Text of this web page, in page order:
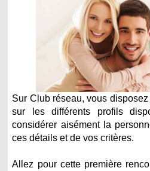
Sur Club réseau, vous
sur les différents profils
considérer aisément la
ces détails et de vos critères.
Allez pour cette première